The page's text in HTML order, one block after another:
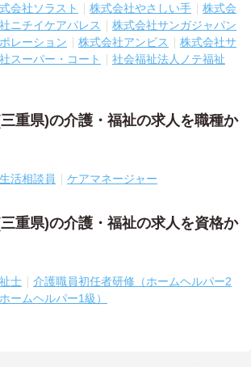
会社ソラスト 株式会社やさしい手
株式会
ニチイケアパレス
株式会社サンガジャパン
レーション
株式会社アンビス
株式会社サ
スーパー・コート
社会福祉法人ノテ福祉
重県)の介護・福祉の求人を職種か
生活相談員 ケアマネージャー
重県)の介護・福祉の求人を資格か
士
介護職員初任者研修（ホームヘルパー2
ームヘルパー1級）